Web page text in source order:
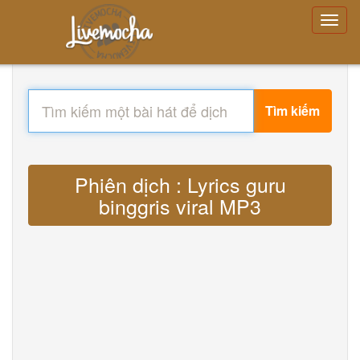
Tìm kiếm
Phiên dịch : Lyrics guru
binggris viral MP3